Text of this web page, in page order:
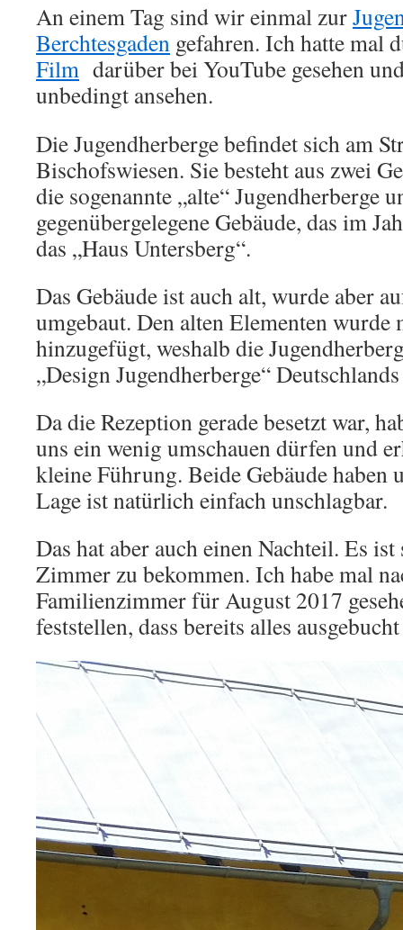
An einem Tag sind wir einmal zur
Berchtesgaden gefahren. Ich hatte mal
Film darüber bei YouTube gesehen
unbedingt ansehen.
Die Jugendherberge befindet sich am
Bischofswiesen. Sie besteht aus zwei
die sogenannte „alte“ Jugendherberge
gegenübergelegene Gebäude, das im
das „Haus Untersberg“.
Das Gebäude ist auch alt, wurde aber
umgebaut. Den alten Elementen wurde
hinzugefügt, weshalb die
„Design Jugendherberge“
Da die Rezeption gerade besetzt war,
uns ein wenig umschauen dürfen und
kleine Führung. Beide Gebäude haben
Lage ist natürlich einfach unschlagbar.
Das hat aber auch einen Nachteil. Es
Zimmer zu bekommen. Ich habe mal
Familienzimmer für August 2017
feststellen, dass bereits alles